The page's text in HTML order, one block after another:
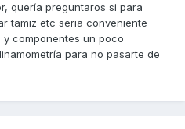
quería preguntaros si para
tamiz etc seria conveniente
componentes un poco
para no pasarte de